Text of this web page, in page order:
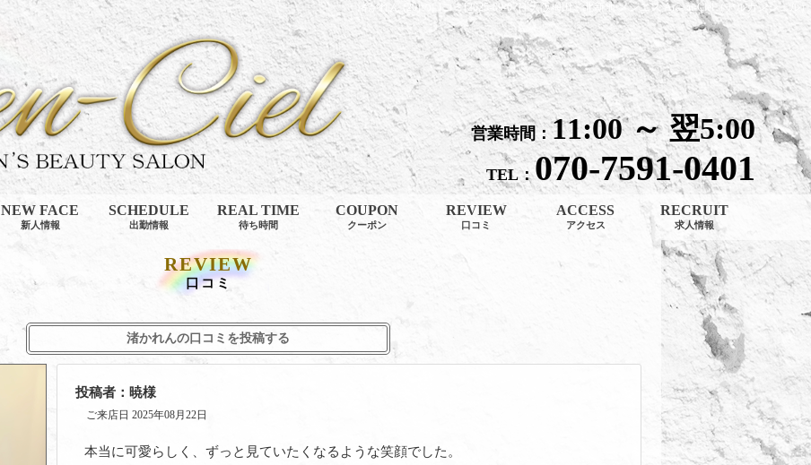
渚かれん (20)の口コミ[2025-09-07]│大阪梅田・北新地 メンエス Arc-en-Ciel（アルカンシェル）
営業時間：11:00 ～ 翌5:00
TEL：070-7591-0401
NEW FACE
新人情報
SCHEDULE
出勤情報
REAL TIME
待ち時間
COUPON
クーポン
REVIEW
口コミ
ACCESS
アクセス
RECRUIT
求人情報
REVIEW
口コミ
渚かれんの口コミを投稿する
投稿者：暁様
ご来店日 2025年08月22日
本当に可愛らしく、ずっと見ていたくなるような笑顔でした。